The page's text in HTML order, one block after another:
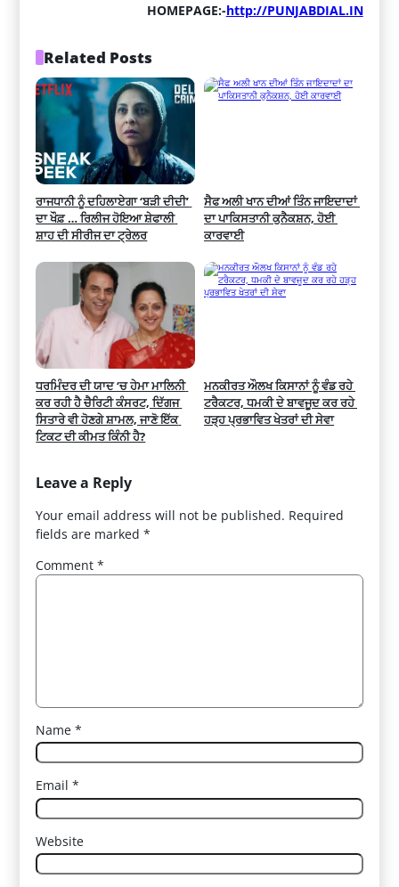
HOMEPAGE:-http://PUNJABDIAL.IN
Related Posts
ਰਾਜਧਾਨੀ ਨੂੰ ਦਹਿਲਾਏਗਾ ‘ਬੜੀ ਦੀਦੀ’
ਦਾ ਖੌਫ਼ … ਰਿਲੀਜ ਹੋਇਆ ਸ਼ੇਫਾਲੀ
ਸ਼ਾਹ ਦੀ ਸੀਰੀਜ ਦਾ ਟ੍ਰੇਲਰ
ਸੈਫ ਅਲੀ ਖਾਨ ਦੀਆਂ ਤਿੰਨ ਜਾਇਦਾਦਾਂ
ਦਾ ਪਾਕਿਸਤਾਨੀ ਕੁਨੈਕਸ਼ਨ, ਹੋਈ
ਕਾਰਵਾਈ
ਧਰਮਿੰਦਰ ਦੀ ਯਾਦ ‘ਚ ਹੇਮਾ ਮਾਲਿਨੀ
ਕਰ ਰਹੀ ਹੈ ਚੈਰਿਟੀ ਕੰਸਰਟ, ਦਿੱਗਜ
ਸਿਤਾਰੇ ਵੀ ਹੋਣਗੇ ਸ਼ਾਮਲ, ਜਾਣੋ ਇੱਕ
ਟਿਕਟ ਦੀ ਕੀਮਤ ਕਿੰਨੀ ਹੈ?
ਮਨਕੀਰਤ ਔਲਖ ਕਿਸਾਨਾਂ ਨੂੰ ਵੰਡ ਰਹੇ
ਟਰੈਕਟਰ, ਧਮਕੀ ਦੇ ਬਾਵਜੂਦ ਕਰ ਰਹੇ
ਹੜ੍ਹ ਪ੍ਰਭਾਵਿਤ ਖੇਤਰਾਂ ਦੀ ਸੇਵਾ
Leave a Reply
Your email address will not be published. Required
fields are marked*
Comment*
Name*
Email*
Website